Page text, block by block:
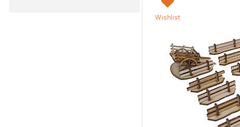
Wishlist